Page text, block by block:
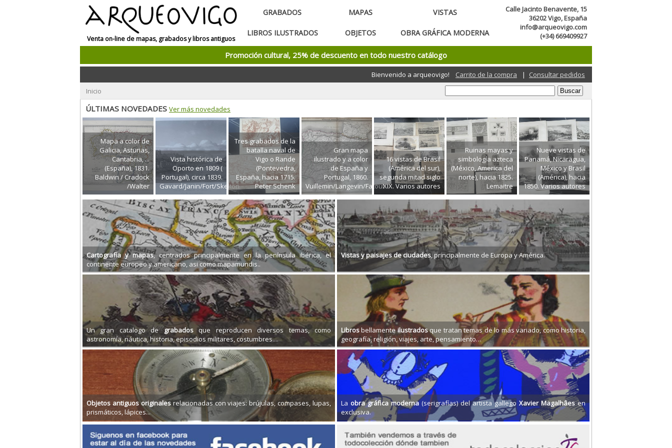
Venta on-line de mapas, grabados y libros antiguos
GRABADOS MAPAS VISTAS
LIBROS ILUSTRADOS OBJETOS OBRA GRÁFICA MODERNA
Calle Jacinto Benavente, 15
36202 Vigo, España
info@arqueovigo.com
(+34) 669409927
Promoción cultural, 25% de descuento en todo nuestro catálogo
Bienvenido a arqueovigo! Carrito de la compra |
Consultar pedidos
Inicio
ÚLTIMAS NOVEDADES Ver más novedades
Mapa a color de
Galicia, Asturias,
Cantabria, ...
(España), 1831.
Baldwin / Cradock
/Walter
Vista histórica de
Oporto en 1809 (
Portugal), circa 1839.
Gavard/Janin/Fort/Skelton
Tres grabados de la
batalla naval de
Vigo o Rande
(Pontevedra,
España, hacia 1715.
Peter Schenk
Gran mapa
ilustrado y a color
de España y
Portugal, 1860.
Vuillemin/Langevin/Fatout
16 vistas de Brasil
(América del sur),
segunda mitad siglo
XIX. Varios autores
Ruinas mayas y
simbología azteca
(México, America del
norte), hacia 1825.
Lemaitre
Nueve vistas de
Panamá, Nicaragua,
México y Brasil
(América), hacia
1850. Varios autores
Cartografía y mapas, centrados principalmente en la península ibérica, el
continente europeo y americano, asi como mapamundis..
Vistas y paisajes de ciudades, principalmente de Europa y América.
Un gran catalogo degrabadosque reproducen diversos temas, como
astronomía, náutica, historia, episodios militares, costumbres....
Librosbellamenteilustradosque tratan temas de lo más variado, como historia,
geografía, religión, viajes, arte, pensamiento…
Objetos antiguos originalesrelacionadas con viajes: brújulas, compases, lupas,
prismáticos, lápices...
La obra gráfica moderna(serigrafías) del artista gallego Xavier Magalhâesen
exclusiva.